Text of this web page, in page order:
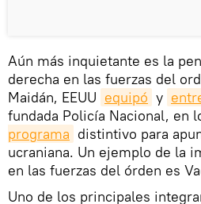
Aún más inquietante es la
derecha en las fuerzas del
Maidán, EEUU equipó y
fundada Policía Nacional, en
programa distintivo para
ucraniana. Un ejemplo de la
en las fuerzas del órden es
Uno de los principales